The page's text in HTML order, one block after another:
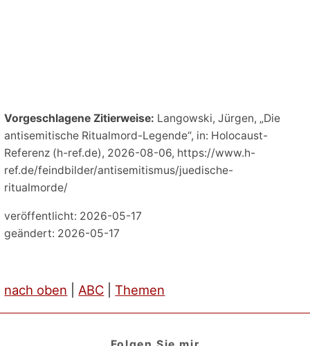
Vorgeschlagene Zitierweise: Langowski, Jürgen, „Die
antisemitische Ritualmord-Legende“, in: Holocaust-
Referenz (h-ref.de), 2026-08-06, https://www.h-
ref.de/feindbilder/antisemitismus/juedische-
ritualmorde/
veröffentlicht: 2026-05-17
geändert: 2026-05-17
nach oben ABC |Themen